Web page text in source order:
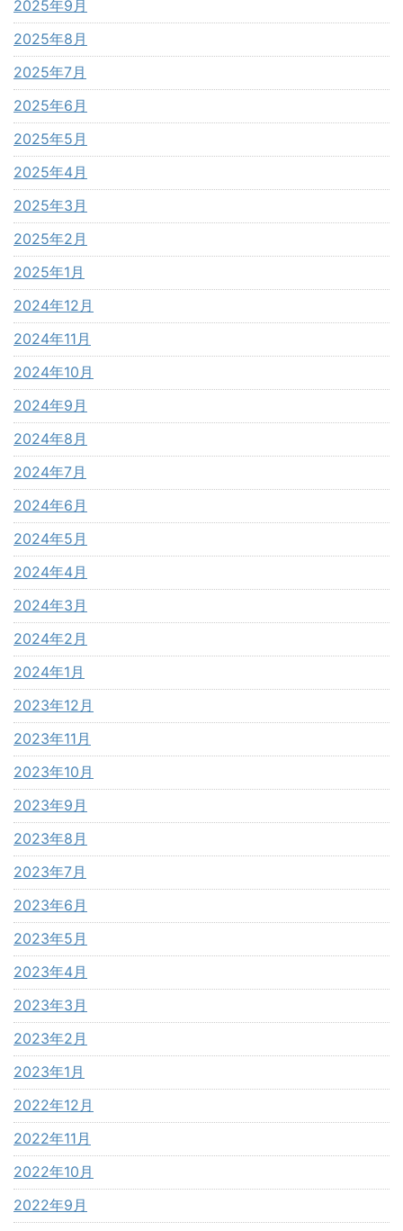
2025年9月
2025年8月
2025年7月
2025年6月
2025年5月
2025年4月
2025年3月
2025年2月
2025年1月
2024年12月
2024年11月
2024年10月
2024年9月
2024年8月
2024年7月
2024年6月
2024年5月
2024年4月
2024年3月
2024年2月
2024年1月
2023年12月
2023年11月
2023年10月
2023年9月
2023年8月
2023年7月
2023年6月
2023年5月
2023年4月
2023年3月
2023年2月
2023年1月
2022年12月
2022年11月
2022年10月
2022年9月